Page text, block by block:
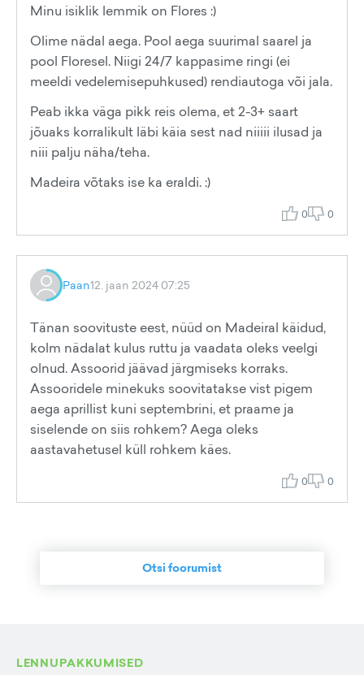
Minu isiklik lemmik on Flores :)
Olime nädal aega. Pool aega suurimal saarel ja
pool Floresel. Niigi 24/7 kappasime ringi (ei
meeldi vedelemisepuhkused) rendiautoga või jala.
Peab ikka väga pikk reis olema, et 2-3+ saart
jõuaks korralikult läbi käia sest nad niiiii ilusad ja
niii palju näha/teha.
Madeira võtaks ise ka eraldi. :)
0 0
Paan12. jaan 2024 07:25
Tänan soovituste eest, nüüd on Madeiral käidud,
kolm nädalat kulus ruttu ja vaadata oleks veelgi
olnud. Assoorid jäävad järgmiseks korraks.
Assooridele minekuks soovitatakse vist pigem
aega aprillist kuni septembrini, et praame ja
siselende on siis rohkem? Aega oleks
aastavahetusel küll rohkem käes.
0 0
Otsi foorumist
LENNUPAKKUMISED